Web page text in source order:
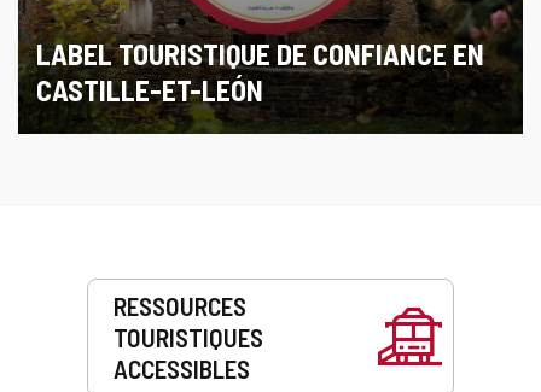
LABEL TOURISTIQUE DE CONFIANCE EN
CASTILLE-ET-LEÓN
Prestations
RESSOURCES
TOURISTIQUES
ACCESSIBLES